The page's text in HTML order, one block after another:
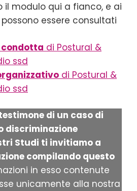
il modulo qui a fianco, e ai
essere consultati
condotta di Postural &
ssd
di Postural &
ssd
di un caso di
discriminazione
Studi ti invitiamo a
compilando questo
in esso contenute
unicamente alla nostra